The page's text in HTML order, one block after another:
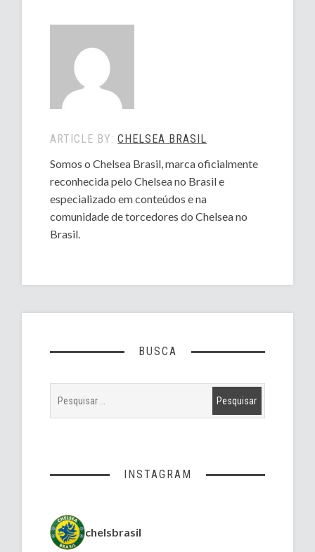
ARTICLE BY:CHELSEA BRASIL
Somos o Chelsea Brasil, marca oficialmente
reconhecida pelo Chelsea no Brasil e
especializado em conteúdos e na
comunidade de torcedores do Chelsea no
Brasil.
BUSCA
INSTAGRAM
chelsbrasil